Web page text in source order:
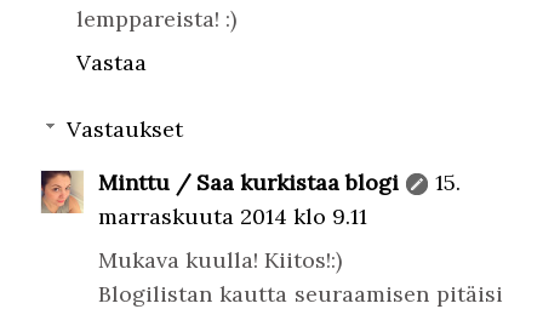
lemppareista! :)
Vastaa
Vastaukset
Minttu / Saa kurkistaa blogi
15.
marraskuuta 2014 klo 9.11
Mukava kuulla! Kiitos!:)
Blogilistan kautta seuraamisen pitäisi